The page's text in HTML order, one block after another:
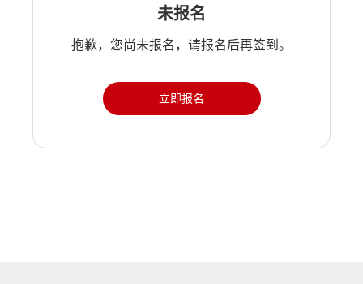
未报名
抱歉，您尚未报名，请报名后再签到。
立即报名